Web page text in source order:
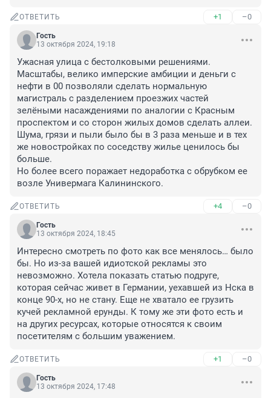
ОТВЕТИТЬ +1 –0
Гость
13 октября 2024, 19:18
Ужасная улица с бестолковыми решениями.
Масштабы, велико имперские амбиции и деньги с
нефти в 00 позволяли сделать нормальную
магистраль с разделением проезжих частей
зелёными насаждениями по аналогии с Красным
проспектом и со сторон жилых домов сделать аллеи.
Шума, грязи и пыли было бы в 3 раза меньше и в тех
же новостройках по соседству жилье ценилось бы
больше.
Но более всего поражает недоработка с обрубком ее
возле Универмага Калининского.
ОТВЕТИТЬ +4 –0
Гость
13 октября 2024, 18:45
Интересно смотреть по фото как все менялось… было
бы. Но из-за вашей идиотской рекламы это
невозможно. Хотела показать статью подруге,
которая сейчас живет в Германии, уехавшей из Нска в
конце 90-х, но не стану. Еще не хватало ее грузить
кучей рекламной ерунды. К тому же эти фото есть и
на других ресурсах, которые относятся к своим
посетителям с большим уважением.
ОТВЕТИТЬ +1 –0
Гость
13 октября 2024, 17:48